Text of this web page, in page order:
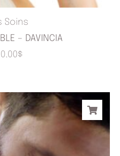
Soins
– DAVINCIA
$